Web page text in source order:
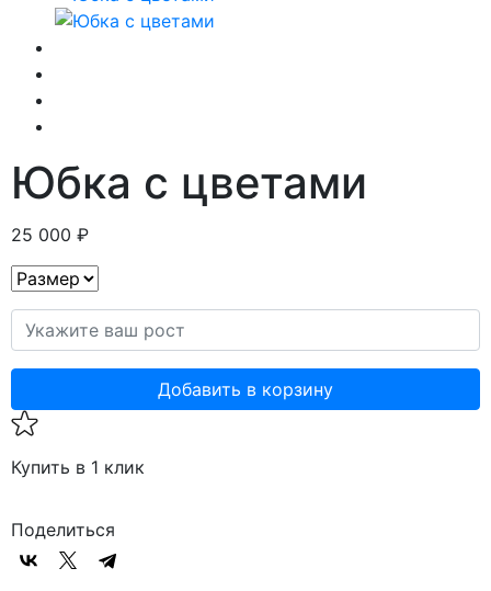
Юбка с цветами
25 000 ₽
Добавить в корзину
Купить в 1 клик
Поделиться